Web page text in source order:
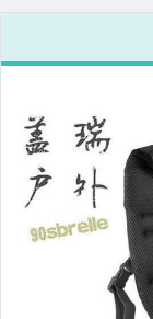
美容保養與彩妝
電腦、平板與周邊
運動、戶外與休閒
嬰幼兒與孕婦
汽機車精品百貨
居家、家具與園藝